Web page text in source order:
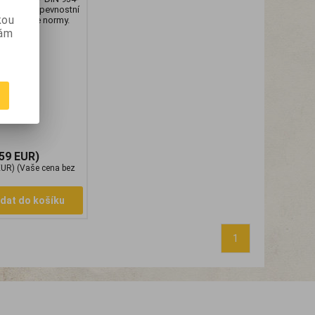
pevnostní
závit dle normy.
EUR)
(Vaše cena bez
do košíku
1